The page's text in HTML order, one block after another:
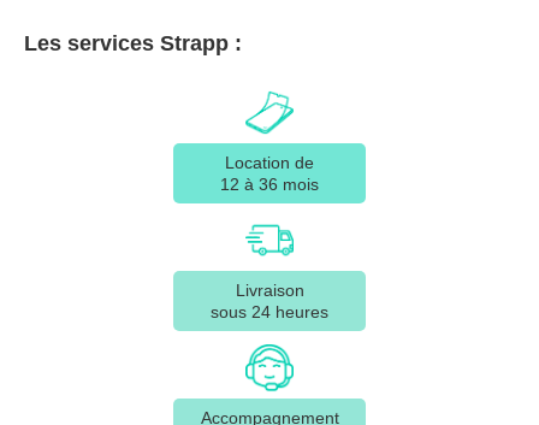
Les services Strapp :
Location de
12 à 36 mois
Livraison
sous 24 heures
Accompagnement